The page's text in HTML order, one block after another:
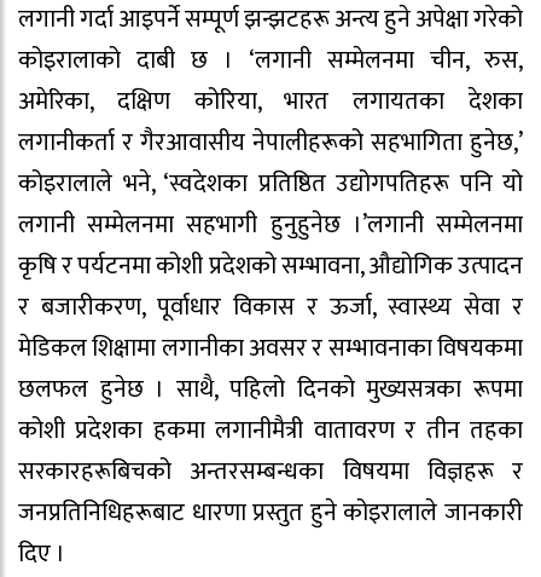
लगानी गर्दा आइपर्ने सम्पूर्ण झन्झटहरू अन्त्य हुने अपेक्षा गरेको
कोइरालाको दाबी छ । ‘लगानी सम्मेलनमा चीन, रुस,
अमेरिका, दक्षिण कोरिया, भारत लगायतका देशका
लगानीकर्ता र गैरआवासीय नेपालीहरूको सहभागिता हुनेछ,’
कोइरालाले भने, ‘स्वदेशका प्रतिष्ठित उद्योगपतिहरू पनि यो
लगानी सम्मेलनमा सहभागी हुनुहुनेछ ।’लगानी सम्मेलनमा
कृषि र पर्यटनमा कोशी प्रदेशको सम्भावना, औद्योगिक उत्पादन
र बजारीकरण, पूर्वाधार विकास र ऊर्जा, स्वास्थ्य सेवा र
मेडिकल शिक्षामा लगानीका अवसर र सम्भावनाका विषयकमा
छलफल हुनेछ । साथै, पहिलो दिनको मुख्यसत्रका रूपमा
कोशी प्रदेशका हकमा लगानीमैत्री वातावरण र तीन तहका
सरकारहरूबिचको अन्तरसम्बन्धका विषयमा विज्ञहरू र
जनप्रतिनिधिहरूबाट धारणा प्रस्तुत हुने कोइरालाले जानकारी
दिए ।